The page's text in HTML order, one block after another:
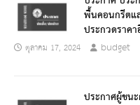
พื้นคอนกรีตแ
ประกวดราค
ตุลาคม 17, 2024 budget
ประกาศผู้ชน